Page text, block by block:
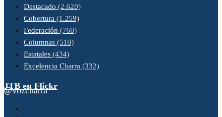
Destacado (2.620)
Cobertura (1.259)
Federación (760)
Columnas (510)
Estatales (434)
Excelencia Charra (332)
JTB en Flickr
@vozcharra